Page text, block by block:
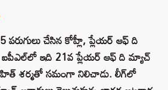
చేసిన కోహ్లీ, ప్లేయర్ ఆఫ్ ది
ఇది 21వ ప్లేయర్ ఆఫ్ ది మ్యాచ్
శర్మతో సమంగా నిలిచాడు. లీగ్‌లో